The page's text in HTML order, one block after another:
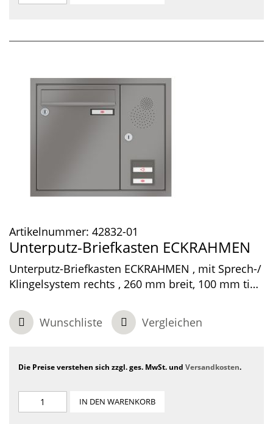
Artikelnummer: 42832-01
Unterputz-Briefkasten ECKRAHMEN
Unterputz-Briefkasten ECKRAHMEN , mit Sprech-/
Klingelsystem rechts , 260 mm breit, 100 mm tief,
Wunschliste
Vergleichen
Die Preise verstehen sich zzgl. ges. MwSt. und Versandkosten.
IN DEN WARENKORB